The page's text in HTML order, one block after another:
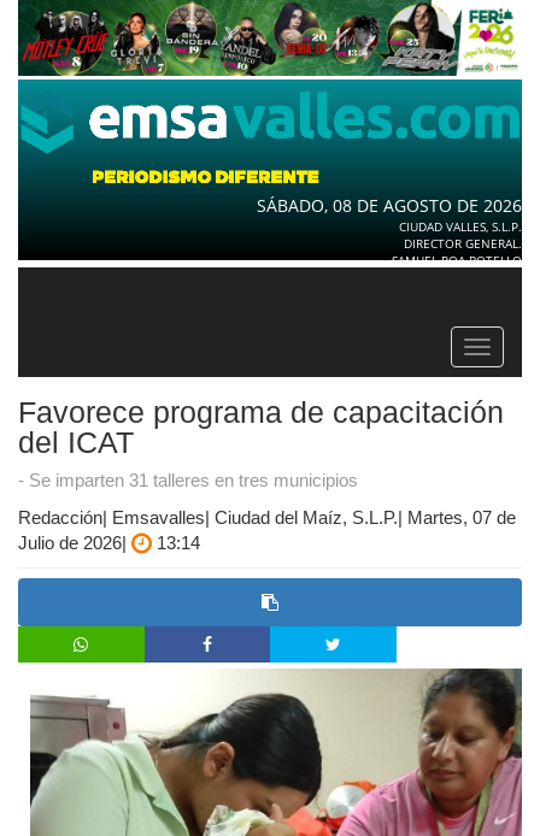
SÁBADO, 08 DE AGOSTO DE 2026
CIUDAD VALLES, S.L.P.
DIRECTOR GENERAL.
SAMUEL ROA BOTELLO
Toggle
Favorece programa de capacitación
del ICAT
- Se imparten 31 talleres en tres municipios
Redacción| Emsavalles| Ciudad del Maíz, S.L.P.| Martes, 07 de
Julio de 2026|
13:14